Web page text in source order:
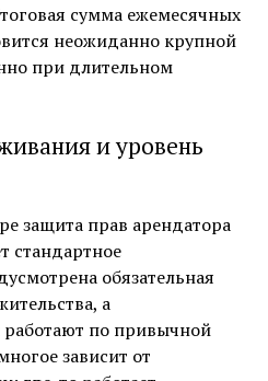
сумма ежемесячных
неожиданно крупной
при длительном
и уровень
защита прав арендатора
стандартное
обязательная
а
по привычной
зависит от